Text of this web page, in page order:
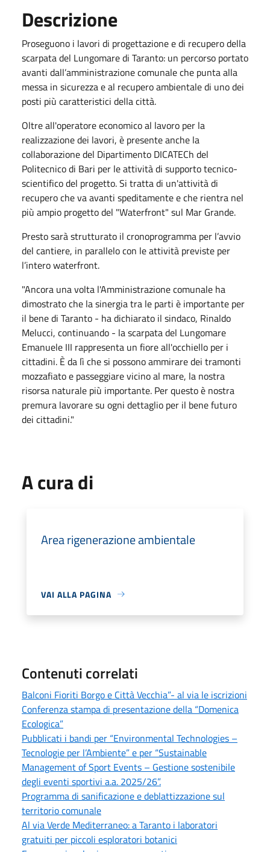
Descrizione
Proseguono i lavori di progettazione e di recupero della
scarpata del Lungomare di Taranto: un percorso portato
avanti dall’amministrazione comunale che punta alla
messa in sicurezza e al recupero ambientale di uno dei
posti più caratteristici della città.
Oltre all'operatore economico al lavoro per la
realizzazione dei lavori, è presente anche la
collaborazione del Dipartimento DICATECh del
Politecnico di Bari per le attività di supporto tecnico-
scientifico del progetto. Si tratta di un'attività di
recupero che va avanti speditamente e che rientra nel
più ampio progetto del "Waterfront" sul Mar Grande.
Presto sarà strutturato il cronoprogramma per l’avvio
del cantiere, in parallelo con le attività previste per
l’intero waterfront.
"Ancora una volta l'Amministrazione comunale ha
dimostrato che la sinergia tra le parti è importante per
il bene di Taranto - ha dichiarato il sindaco, Rinaldo
Melucci, continuando - la scarpata del Lungomare
Emanuele III rappresenta un fiore all'occhiello per i
cittadini. È da lì che si possono ammirare dei tramonti
mozzafiato e passeggiare vicino al mare, la nostra
risorsa naturale più importante. Per questo è nostra
premura lavorare su ogni dettaglio per il bene futuro
dei cittadini."
A cura di
Area rigenerazione ambientale
VAI ALLA PAGINA
Contenuti correlati
Balconi Fioriti Borgo e Città Vecchia”- al via le iscrizioni
Conferenza stampa di presentazione della “Domenica
Ecologica”
Pubblicati i bandi per “Environmental Technologies –
Tecnologie per l’Ambiente” e per “Sustainable
Management of Sport Events – Gestione sostenibile
degli eventi sportivi a.a. 2025/26”.
Programma di sanificazione e deblattizzazione sul
territorio comunale
Al via Verde Mediterraneo: a Taranto i laboratori
gratuiti per piccoli esploratori botanici